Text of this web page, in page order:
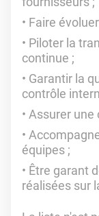
Faire
Piloter la
continue ;
Garantir la
contrôle
Assurer une
équipes ;
Être garant
réalisées sur